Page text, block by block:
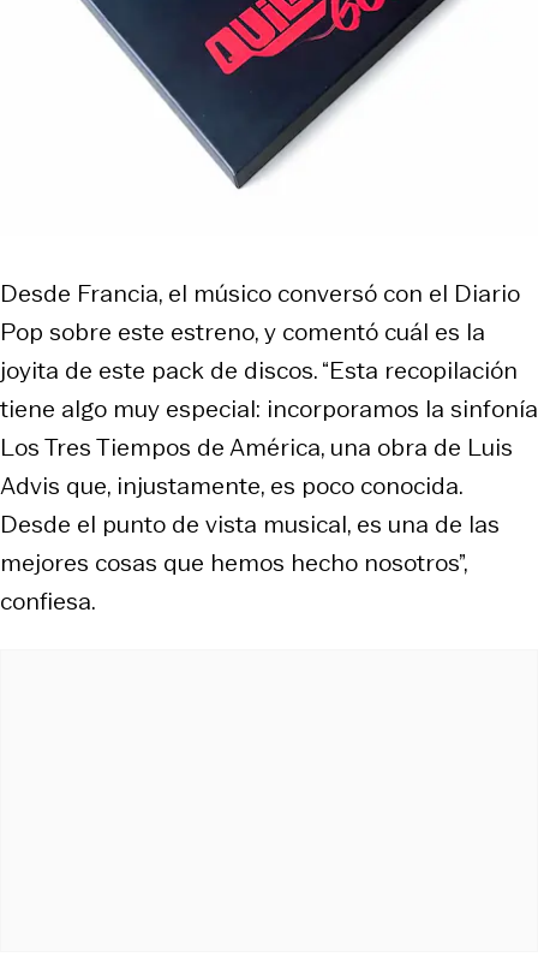
Desde Francia, el músico conversó con el Diario
Pop sobre este estreno, y comentó cuál es la
joyita de este pack de discos. “Esta recopilación
tiene algo muy especial: incorporamos la sinfonía
Los Tres Tiempos de América, una obra de Luis
Advis que, injustamente, es poco conocida.
Desde el punto de vista musical, es una de las
mejores cosas que hemos hecho nosotros”,
confiesa.